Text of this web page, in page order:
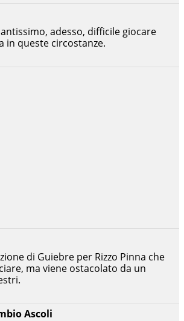
Ascoli
di Guiebre per Rizzo Pinna che
ma viene ostacolato da un
adesso, difficile giocare
in queste circostanze.